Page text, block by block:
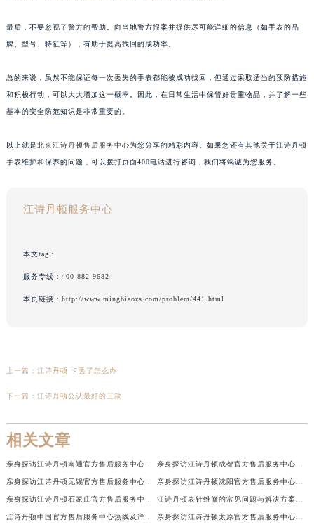
最后，不要忽视了警方的帮助。向当地警方报案并提供尽可能详细的信息（如手表的品
牌、型号、特征等），有助于提高找回的成功率。
总的来说，虽然不能保证每一次丢失的手表都能被成功找回，但通过采取适当的预防措施
和积极行动，可以大大增加这一概率。因此，在日常生活中保管好贵重物品，并了解一些
基本的安全防范知识是非常重要的。
以上就是北京江诗丹顿售后服务中心为您分享的精彩内容。如果您还有其他关于江诗丹顿
手表维护和保养的问题，可以拨打页面400电话进行咨询，我们将竭诚为您服务。
江诗丹顿服务中心
本文tag：
服务专线： 400-882-9682
本页链接： http://www.mingbiaozs.com/problem/441.html
上一篇： 江诗丹顿 卡丢了怎么办
下一篇： 江诗丹顿公认最好的三款
相关文章